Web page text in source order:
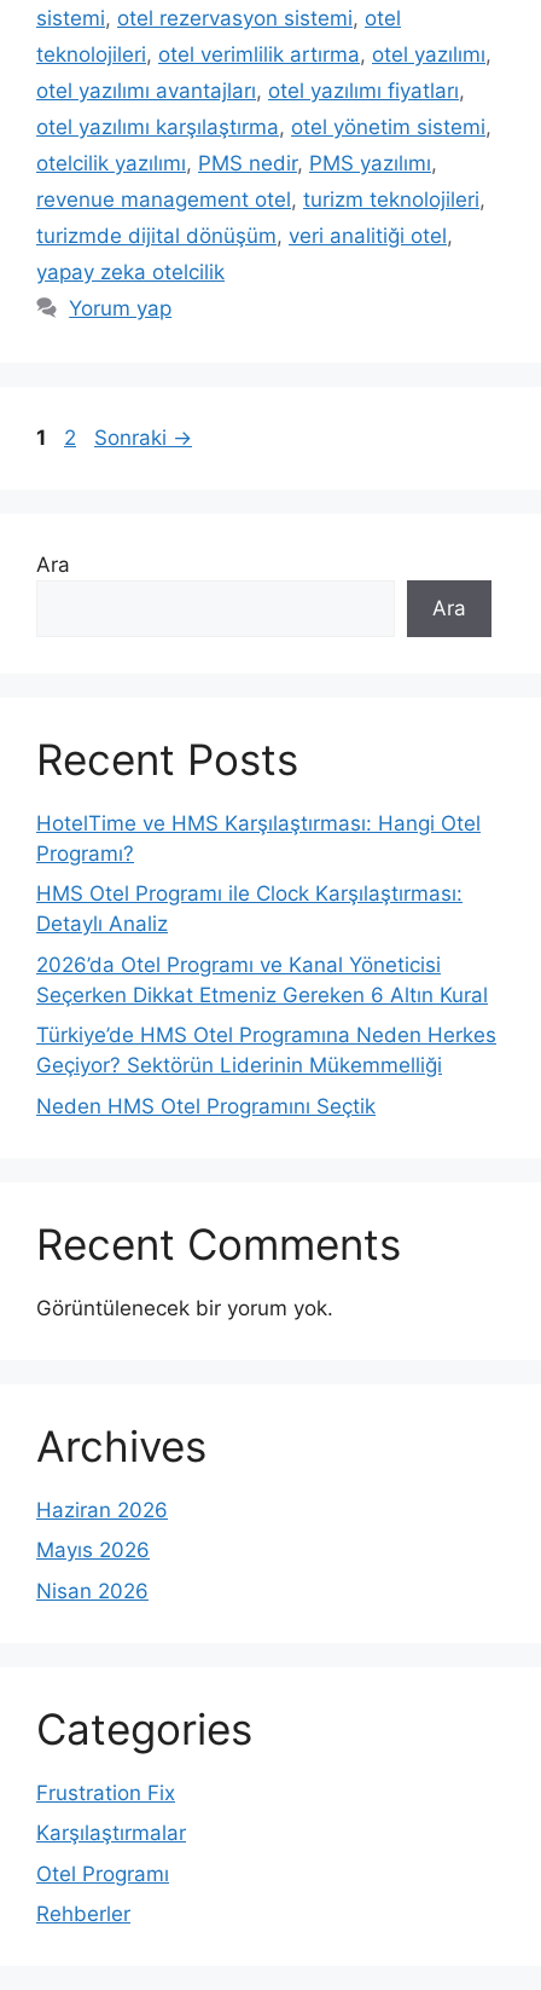
sistemi, otel rezervasyon sistemi, otel
teknolojileri, otel verimlilik artırma, otel yazılımı,
otel yazılımı avantajları, otel yazılımı fiyatları,
otel yazılımı karşılaştırma, otel yönetim sistemi,
otelcilik yazılımı, PMS nedir, PMS yazılımı,
revenue management otel, turizm teknolojileri,
turizmde dijital dönüşüm, veri analitiği otel,
yapay zeka otelcilik
Yorum yap
Sayfa
1 Sayfa
2 Sonraki →
Ara
Ara
Recent Posts
HotelTime ve HMS Karşılaştırması: Hangi Otel
Programı?
HMS Otel Programı ile Clock Karşılaştırması:
Detaylı Analiz
2026’da Otel Programı ve Kanal Yöneticisi
Seçerken Dikkat Etmeniz Gereken 6 Altın Kural
Türkiye’de HMS Otel Programına Neden Herkes
Geçiyor? Sektörün Liderinin Mükemmelliği
Neden HMS Otel Programını Seçtik
Recent Comments
Görüntülenecek bir yorum yok.
Archives
Haziran 2026
Mayıs 2026
Nisan 2026
Categories
Frustration Fix
Karşılaştırmalar
Otel Programı
Rehberler